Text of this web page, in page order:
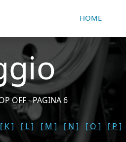
HOME
OFF - PAGINA 6
[ K ] [ L ] [ M ] [ N ] [ O ] [ P ]